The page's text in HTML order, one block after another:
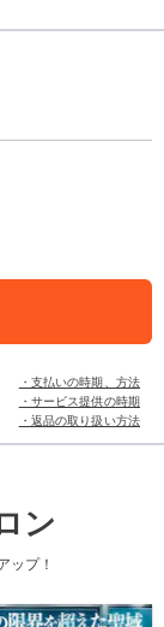
・支払いの時期、方法
・サービス提供の時期
・返品の取り扱い方法
ン
ップ！